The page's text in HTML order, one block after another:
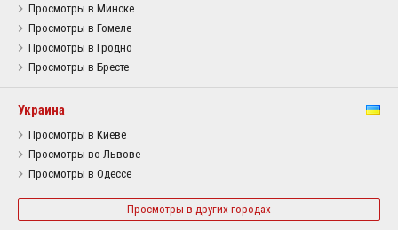
Просмотры в Минске
Просмотры в Гомеле
Просмотры в Гродно
Просмотры в Бресте
Украина
Просмотры в Киеве
Просмотры во Львове
Просмотры в Одессе
Просмотры в других городах